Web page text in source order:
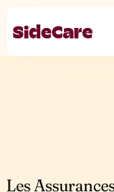
Les